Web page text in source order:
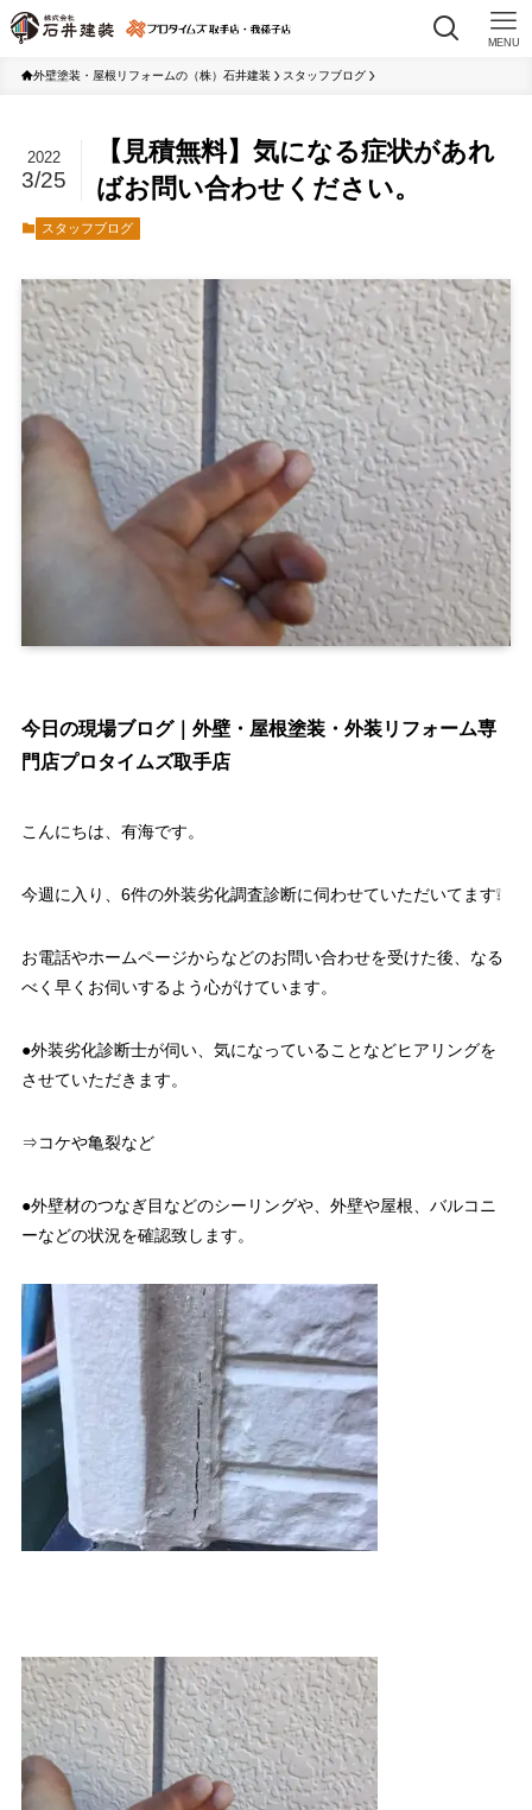
MENU
外壁塗装・屋根リフォームの（株）石井建装 スタッフブログ
【見積無料】気になる症状があれ
ばお問い合わせください。
2022
3/25
スタッフブログ
今日の現場ブログ｜外壁・屋根塗装・外装リフォーム専
門店プロタイムズ取手店
こんにちは、有海です。
今週に入り、6件の外装劣化調査診断に伺わせていただいてます❕
お電話やホームページからなどのお問い合わせを受けた後、なる
べく早くお伺いするよう心がけています。
●外装劣化診断士が伺い、気になっていることなどヒアリングを
させていただきます。
⇒コケや亀裂など
●外壁材のつなぎ目などのシーリングや、外壁や屋根、バルコニ
ーなどの状況を確認致します。